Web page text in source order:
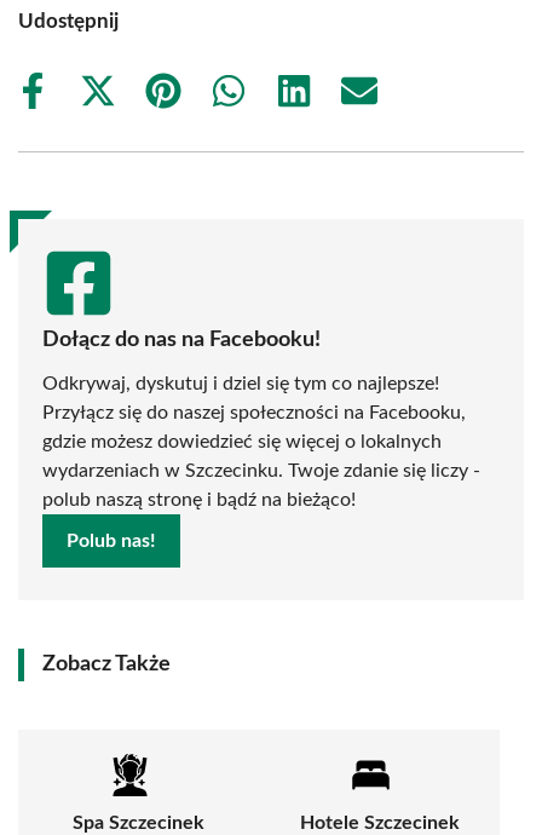
Udostępnij
Share
Share
(Twitter)
Share
Share
Share
Share
Dołącz do nas na Facebooku!
Odkrywaj, dyskutuj i dziel się tym co najlepsze!
Przyłącz się do naszej społeczności na Facebooku,
gdzie możesz dowiedzieć się więcej o lokalnych
wydarzeniach w Szczecinku. Twoje zdanie się liczy -
polub naszą stronę i bądź na bieżąco!
Polub nas!
Zobacz Także
Spa Szczecinek Hotele Szczecinek